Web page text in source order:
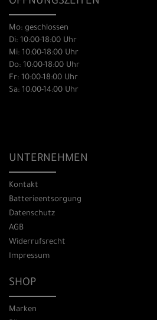
Mo: geschlossen
Di: 10:00-18:00 Uhr
Mi: 10:00-18:00 Uhr
Do: 10:00-18:00 Uhr
Fr: 10:00-18:00 Uhr
Sa: 10:00-14:00 Uhr
UNTERNEHMEN
Kontakt
Batterieentsorgung
Datenschutz
AGB
Widerrufsrecht
Impressum
SHOP
Marken